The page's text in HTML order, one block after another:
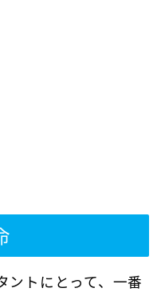
ントにとって、一番